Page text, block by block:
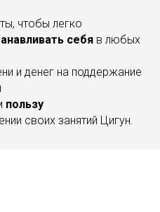
чтобы легко
себя в любых
и денег на поддержание
пользу
своих занятий Цигун.